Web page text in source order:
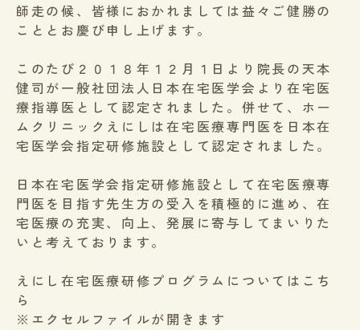
師走の候、皆様におかれましては益々ご健勝の
こととお慶び申し上げます。
このたび２０１８年１２月１日より院長の天本
健司が一般社団法人日本在宅医学会より在宅医
療指導医として認定されました。併せて、ホー
ムクリニックえにしは在宅医療専門医を日本在
宅医学会指定研修施設として認定されました。
日本在宅医学会指定研修施設として在宅医療専
門医を目指す先生方の受入を積極的に進め、在
宅医療の充実、向上、発展に寄与してまいりた
いと考えております。
えにし在宅医療研修プログラムについてはこち
ら
※エクセルファイルが開きます